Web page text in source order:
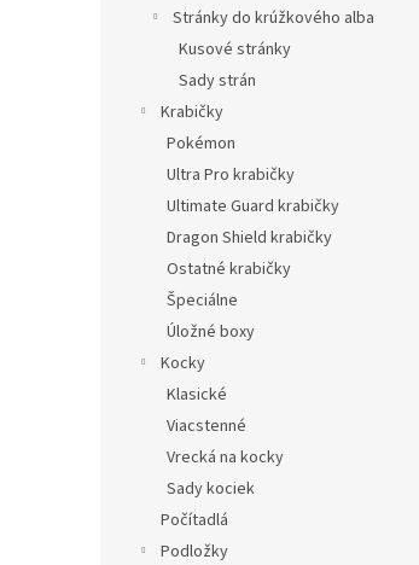
Stránky do krúžkového alba
Kusové stránky
Sady strán
Krabičky
Pokémon
Ultra Pro krabičky
Ultimate Guard krabičky
Dragon Shield krabičky
Ostatné krabičky
Špeciálne
Úložné boxy
Kocky
Klasické
Viacstenné
Vrecká na kocky
Sady kociek
Počítadlá
Podložky